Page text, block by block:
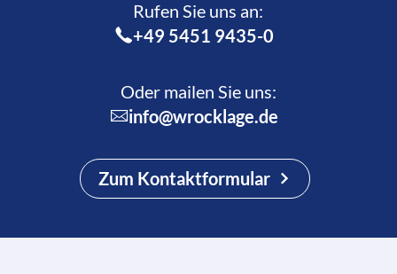
Rufen Sie uns an:­
+49 5451 9435-0
Oder mailen Sie uns:
info@wrocklage.de
Zum Kontaktformular